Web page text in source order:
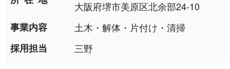
大阪府堺市美原区北余部24-10
事業内容
土木・解体・片付け・清掃
採用担当
三野